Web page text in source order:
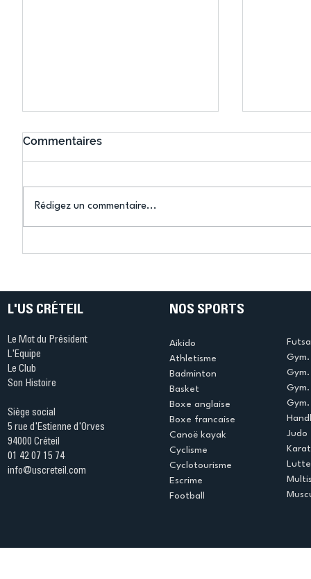
Ping ? Quand le tennis de
termine
Commentaires
Rédigez un commentaire...
L'US CRÉTEIL
Le Mot du Président
L'Equipe
Le Club
Son Histoire
Siège social
5 rue d'Estienne d'Orves
94000 Créteil
01 42 07 15 74
info@uscreteil.com
NOS SPORTS
Aikido
Athletisme
Badminton
Basket
Boxe anglaise
Boxe francaise
Canoë kayak
Cyclisme
Cyclotourisme
Escrime
Football
Judo
Lutte